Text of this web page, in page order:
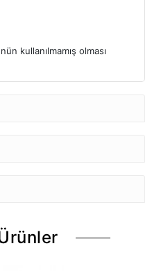
kullanılmamış olması